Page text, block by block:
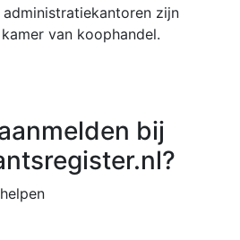
zijn
van koophandel.
bij